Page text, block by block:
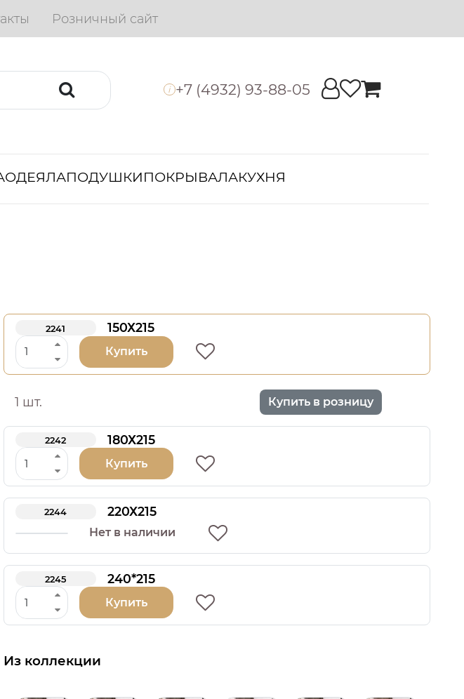
Розничный сайт
i +7 (4932) 93-88-05
ОДЕЯЛАПОДУШКИПОКРЫВАЛАКУХНЯ
2241 150Х215
Купить
1 шт. Купить в розницу
2242 180Х215
Купить
2244 220Х215
Нет в наличии
2245 240*215
Купить
Из коллекции